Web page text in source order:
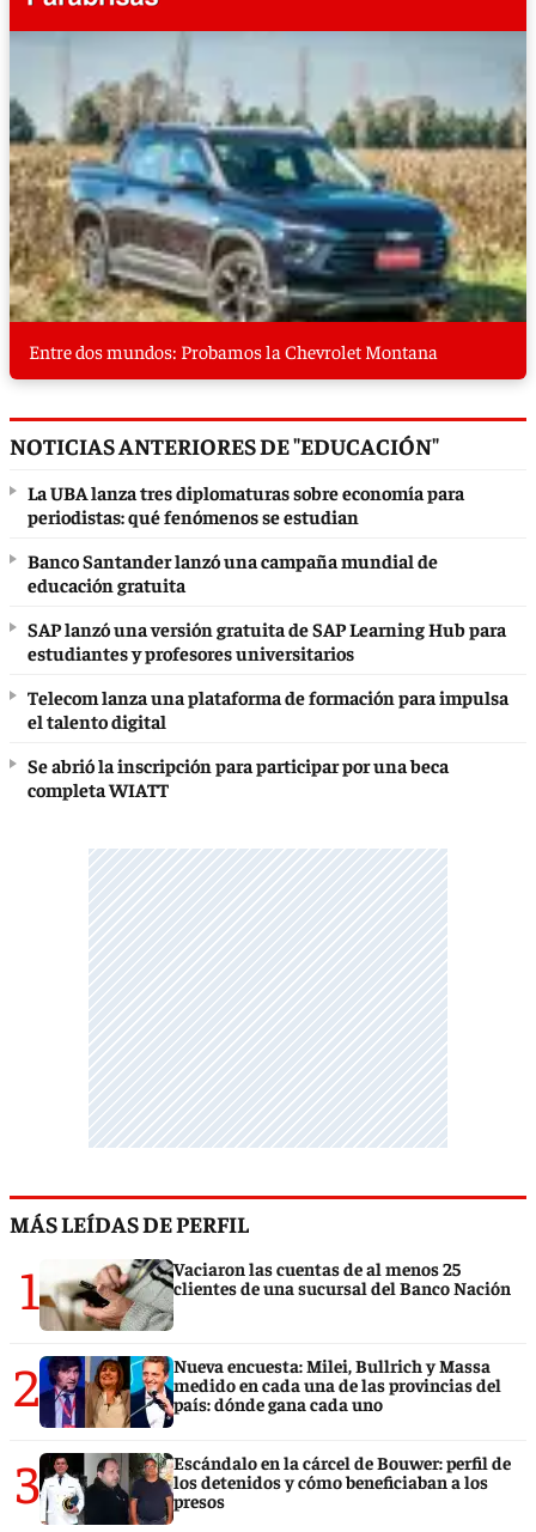
Entre dos mundos: Probamos la Chevrolet Montana
NOTICIAS ANTERIORES DE "EDUCACIÓN"
La UBA lanza tres diplomaturas sobre economía para
periodistas: qué fenómenos se estudian
Banco Santander lanzó una campaña mundial de
educación gratuita
SAP lanzó una versión gratuita de SAP Learning Hub para
estudiantes y profesores universitarios
Telecom lanza una plataforma de formación para impulsa
el talento digital
Se abrió la inscripción para participar por una beca
completa WIATT
MÁS LEÍDAS DE PERFIL
1
Vaciaron las cuentas de al menos 25
clientes de una sucursal del Banco Nación
2
Nueva encuesta: Milei, Bullrich y Massa
medido en cada una de las provincias del
país: dónde gana cada uno
3
Escándalo en la cárcel de Bouwer: perfil de
los detenidos y cómo beneficiaban a los
presos